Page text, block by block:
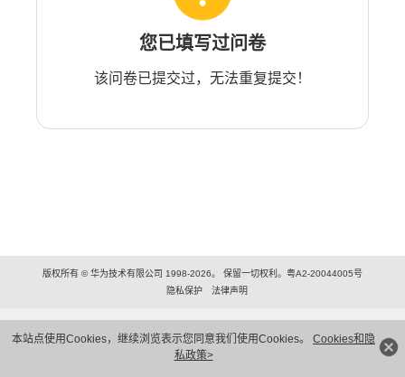
本站点使用Cookies，继续浏览表示您同意我们使用Cookies。 Cookies和隐
私政策>
您已填写过问卷
该问卷已提交过，无法重复提交！
版权所有 © 华为技术有限公司 1998-2026。 保留一切权利。粤A2-20044005号
隐私保护
法律声明